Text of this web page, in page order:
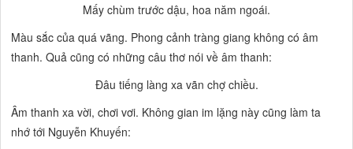
Mấy chùm trước dậu, hoa năm ngoái.
Màu sắc của quá vãng. Phong cảnhtràng giang không có âm
thanh. Quả cũng có những câu thơ nói về âm thanh:
Đâu tiếng làng xa vãn chợ chiều.
Âm thanh xa vời, chơi vơi. Không gian im lặng này cũng làm ta
nhớ tới Nguyễn Khuyến: